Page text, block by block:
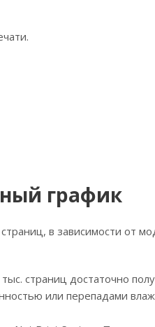
график
в зависимости от
страниц достаточно
или перепадами